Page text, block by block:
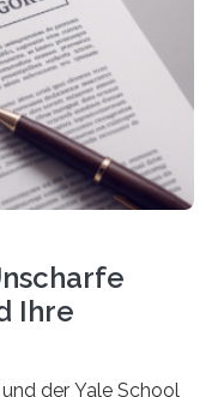
Studie der
des
führt die
Bochum,
Online-Umfrage
Ihre
der Yale School